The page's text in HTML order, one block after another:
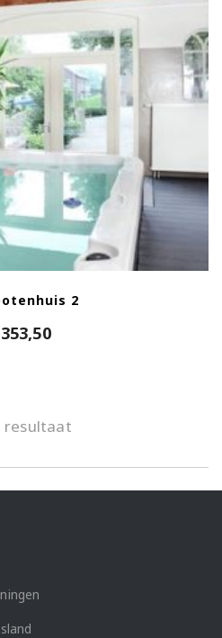
2
353,50
resultaat